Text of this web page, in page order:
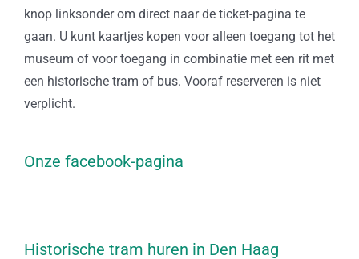
knop linksonder om direct naar de ticket-pagina te
gaan. U kunt kaartjes kopen voor alleen toegang tot het
museum of voor toegang in combinatie met een rit met
een historische tram of bus. Vooraf reserveren is niet
verplicht.
Onze facebook-pagina
Historische tram huren in Den Haag